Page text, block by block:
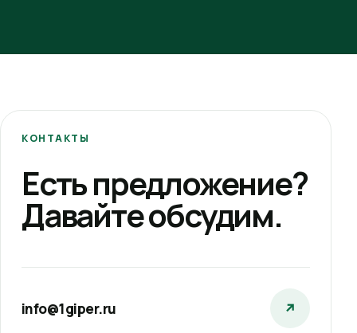
КОНТАКТЫ
Есть предложение?
Давайте обсудим.
info@1giper.ru ↗